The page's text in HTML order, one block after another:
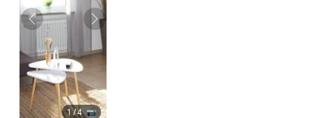
Zurück Weiter
1/ 4 📷